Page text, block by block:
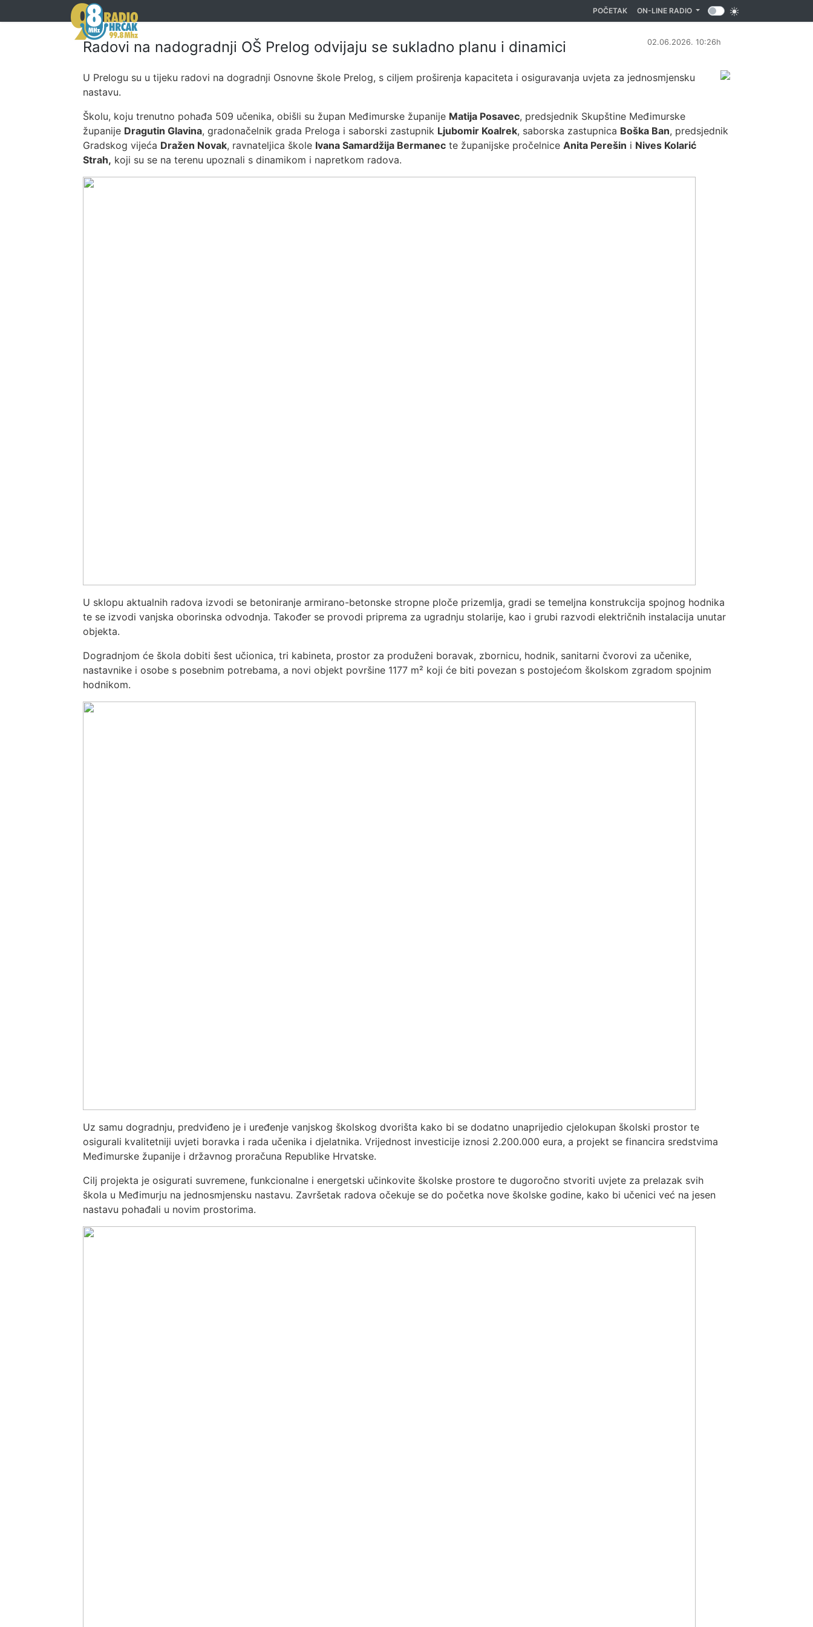
POČETAK(CURRENT)
ON-LINE RADIO
Radovi na nadogradnji OŠ Prelog odvijaju se sukladno planu i dinamici 02.06.2026. 10:26h
U Prelogu su u tijeku radovi na dogradnji Osnovne škole Prelog, s ciljem proširenja kapaciteta i osiguravanja uvjeta za jednosmjensku
nastavu.
Školu, koju trenutno pohađa 509 učenika, obišli su župan Međimurske županije Matija Posavec, predsjednik Skupštine Međimurske
županije Dragutin Glavina, gradonačelnik grada Preloga i saborski zastupnik Ljubomir Koalrek, saborska zastupnica Boška Ban, predsjednik
Gradskog vijeća Dražen Novak, ravnateljica škole Ivana Samardžija Bermanec te županijske pročelnice Anita Perešin i Nives Kolarić
Strah, koji su se na terenu upoznali s dinamikom i napretkom radova.
U sklopu aktualnih radova izvodi se betoniranje armirano-betonske stropne ploče prizemlja, gradi se temeljna konstrukcija spojnog hodnika
te se izvodi vanjska oborinska odvodnja. Također se provodi priprema za ugradnju stolarije, kao i grubi razvodi električnih instalacija unutar
objekta.
Dogradnjom će škola dobiti šest učionica, tri kabineta, prostor za produženi boravak, zbornicu, hodnik, sanitarni čvorovi za učenike,
nastavnike i osobe s posebnim potrebama, a novi objekt površine 1177 m² koji će biti povezan s postojećom školskom zgradom spojnim
hodnikom.
Uz samu dogradnju, predviđeno je i uređenje vanjskog školskog dvorišta kako bi se dodatno unaprijedio cjelokupan školski prostor te
osigurali kvalitetniji uvjeti boravka i rada učenika i djelatnika. Vrijednost investicije iznosi 2.200.000 eura, a projekt se financira sredstvima
Međimurske županije i državnog proračuna Republike Hrvatske.
Cilj projekta je osigurati suvremene, funkcionalne i energetski učinkovite školske prostore te dugoročno stvoriti uvjete za prelazak svih
škola u Međimurju na jednosmjensku nastavu. Završetak radova očekuje se do početka nove školske godine, kako bi učenici već na jesen
nastavu pohađali u novim prostorima.